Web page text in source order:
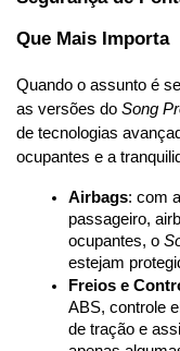
Que Mais Importa
Quando o assunto é
as versões do Song
de tecnologias
ocupantes e a
Airbags: com
passageiro,
ocupantes, o
estejam
Freios e
ABS, controle
de tração e